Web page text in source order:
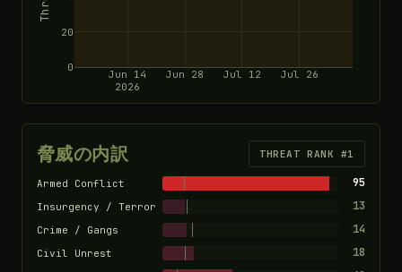
Jun 14
2026
Jun 28 Jul 12 Jul 26
0
20
脅威の内訳 THREAT RANK #1
Armed Conflict 95
Insurgency / Terror 13
Crime / Gangs 14
Civil Unrest 18